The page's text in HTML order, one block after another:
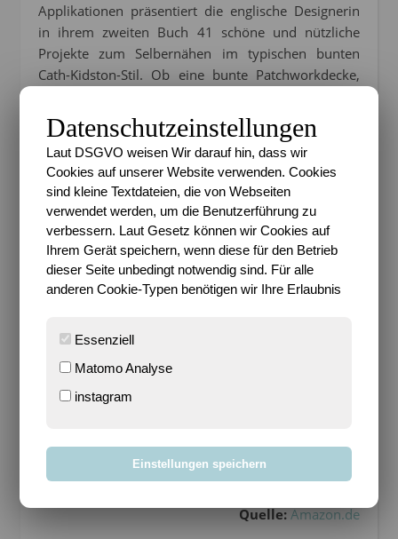
Applikationen präsentiert die englische Designerin
in ihrem zweiten Buch 41 schöne und nützliche
Projekte zum Selbernähen im typischen bunten
Cath-Kidston-Stil. Ob eine bunte Patchworkdecke,
Einkaufstasche, die sich im Handumdrehen
vergrößern lässt die neuen Projekte sind verspielt
gestaltet und praktisch durchdacht. In der
ausführlichen Einführung werden Nähtechniken und
Zubehör erklärt: Säume und Kanten einfassen und
versäubern; Knopflöcher, Stoffschlaufen und Ösen
anbringen; Reißverschlüsse einnähen; Applikationen
aufbringen; Lieblingsstücke mit Stickereien, Spitze
oder Bändern verzieren. Auch der Umgang mit dem
vollkommen anfängertauglich. Die Projekte werden
erklärt. Zahlreiche nützliche Praxistipps tragen zum
Gelingen bei. Die Projekte sind in drei
Schnittmusterbogen und Deko-Schablonen zum
Abpausen.
Quelle: Amazon.de
Datenschutzeinstellungen
Laut DSGVO weisen Wir darauf hin, dass wir
Cookies auf unserer Website verwenden. Cookies
sind kleine Textdateien, die von Webseiten
verwendet werden, um die Benutzerführung zu
verbessern. Laut Gesetz können wir Cookies auf
Ihrem Gerät speichern, wenn diese für den Betrieb
dieser Seite unbedingt notwendig sind. Für alle
anderen Cookie-Typen benötigen wir Ihre Erlaubnis
Essenziell
Matomo Analyse
instagram
Einstellungen speichern